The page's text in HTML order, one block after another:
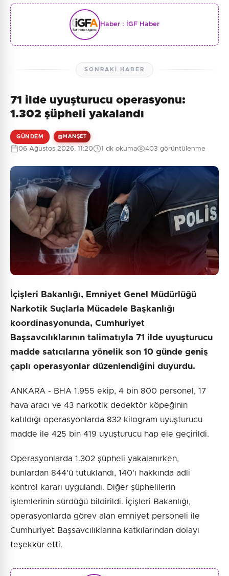
Haber : İGF Haber
SONRAKI HABER
71 ilde uyuşturucu operasyonu:
1.302 şüpheli yakalandı
GÜNDEM MANŞET
06 Ağustos 2026, 11:20 1 dk okuma 403 görüntülenme
İçişleri Bakanlığı, Emniyet Genel Müdürlüğü
Narkotik Suçlarla Mücadele Başkanlığı
koordinasyonunda, Cumhuriyet
Başsavcılıklarının talimatıyla 71 ilde uyuşturucu
madde satıcılarına yönelik son 10 günde geniş
çaplı operasyonlar düzenlendiğini duyurdu.
ANKARA - BHA 1.955 ekip, 4 bin 800 personel, 17
hava aracı ve 43 narkotik dedektör köpeğinin
katıldığı operasyonlarda 832 kilogram uyuşturucu
madde ile 425 bin 419 uyuşturucu hap ele geçirildi.
Operasyonlarda 1.302 şüpheli yakalanırken,
bunlardan 844'ü tutuklandı, 140'ı hakkında adli
kontrol kararı uygulandı. Diğer şüphelilerin
işlemlerinin sürdüğü bildirildi. İçişleri Bakanlığı,
operasyonlarda görev alan emniyet personeli ile
Cumhuriyet Başsavcılıklarına katkılarından dolayı
teşekkür etti.